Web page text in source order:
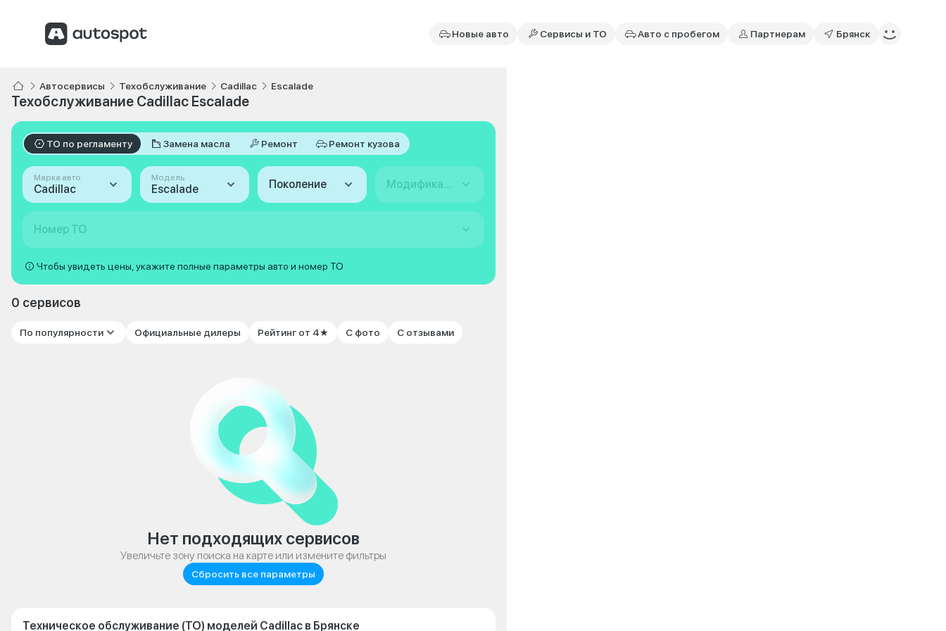
Новые авто Сервисы и ТО Авто с пробегом Партнерам Брянск
Автосервисы Техобслуживание Cadillac Escalade
Техобслуживание Cadillac Escalade
ТО по регламенту Замена масла Ремонт Ремонт кузова
Марка авто
Cadillac
Модель
Escalade Поколение Модификация
Номер ТО
Чтобы увидеть цены, укажите полные параметры авто и номер ТО
0 сервисов
По популярности Официальные дилеры Рейтинг от 4★ С фото С отзывами
Нет подходящих сервисов
Увеличьте зону поиска на карте или измените фильтры
Сбросить все параметры
Техническое обслуживание (ТО) моделей Cadillac в Брянске